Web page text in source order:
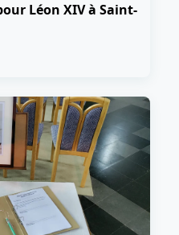
Léon XIV à Saint-